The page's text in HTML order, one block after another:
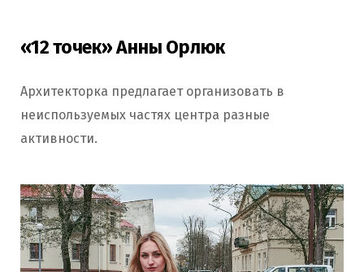
«12 точек» Анны Орлюк
Архитекторка предлагает организовать в
неиспользуемых частях центра разные
активности.